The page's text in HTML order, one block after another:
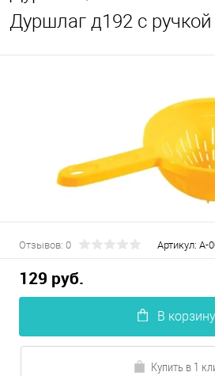
Дуршлаг д192 c ручкой
Отзывов: 0 Артикул: А-
129 руб.
В корзину
Купить в 1